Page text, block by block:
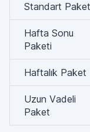
Standart Paket
Hafta Sonu
Paketi
Haftalık Paket
Uzun Vadeli
Paket